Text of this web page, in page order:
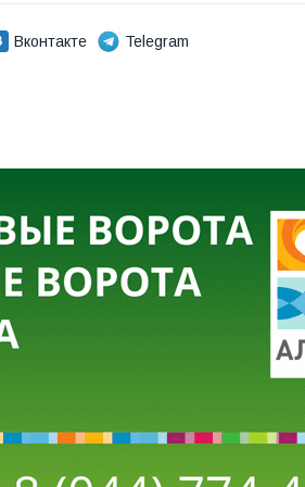
Вконтакте
Telegram